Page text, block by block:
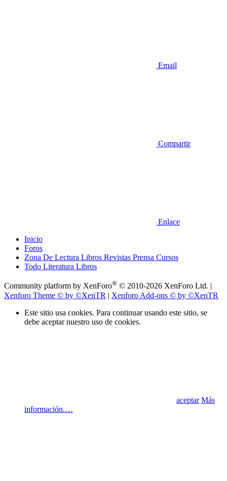
Email
Compartir
Enlace
Inicio
Foros
Zona De Lectura Libros Revistas Prensa Cursos
Todo Literatura Libros
Community platform by XenForo® © 2010-2026 XenForo Ltd.
Xenforo Theme © by ©XenTR | Xenforo Add-ons © by ©XenTR
Este sitio usa cookies. Para continuar usando este sitio, se
debe aceptar nuestro uso de cookies.
aceptar Más
información.…